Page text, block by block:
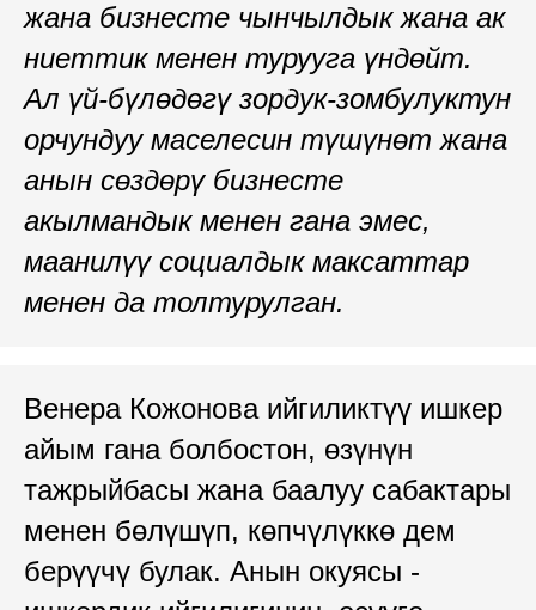
жана бизнесте чынчылдык жана ак
ниеттик менен турууга үндөйт.
Ал үй-бүлөдөгү зордук-зомбулуктун
орчундуу маселесин түшүнөт жана
анын сөздөрү бизнесте
акылмандык менен гана эмес,
маанилүү социалдык максаттар
менен да толтурулган.
Венера Кожонова ийгиликтүү ишкер
айым гана болбостон, өзүнүн
тажрыйбасы жана баалуу сабактары
менен бөлүшүп, көпчүлүккө дем
берүүчү булак. Анын окуясы -